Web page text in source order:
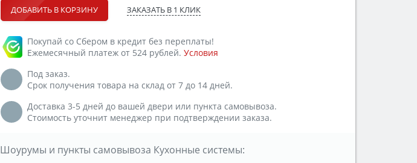
ДОБАВИТЬ В КОРЗИНУ ЗАКАЗАТЬ В 1 КЛИК
Покупай со Сбером в кредит без переплаты!
Ежемесячный платеж от 524 рублей. Условия
Под заказ.
Срок получения товара на склад от 7 до 14 дней.
Доставка 3-5 дней до вашей двери или пункта самовывоза.
Стоимость уточнит менеджер при подтверждении заказа.
Шоурумы и пункты самовывоза Кухонные системы: